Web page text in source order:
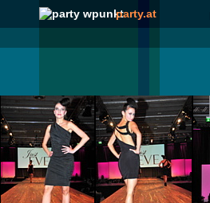
party.at